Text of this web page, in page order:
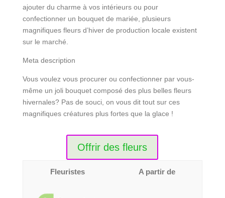
ajouter du charme à vos intérieurs ou pour
confectionner un bouquet de mariée, plusieurs
magnifiques fleurs d’hiver de production locale existent
sur le marché.
Meta description
Vous voulez vous procurer ou confectionner par vous-
même un joli bouquet composé des plus belles fleurs
hivernales? Pas de souci, on vous dit tout sur ces
magnifiques créatures plus fortes que la glace !
Offrir des fleurs
Fleuristes A partir de